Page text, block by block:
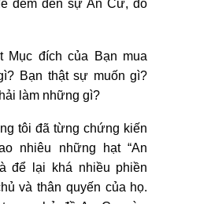
đem đến sự An Cư, đó
Mục đích của Bạn mua
Bạn thật sự muốn gì?
làm những gì?
tôi đã từng chứng kiến
nhiêu những hạt “An
để lại khá nhiều phiền
và thân quyến của họ.